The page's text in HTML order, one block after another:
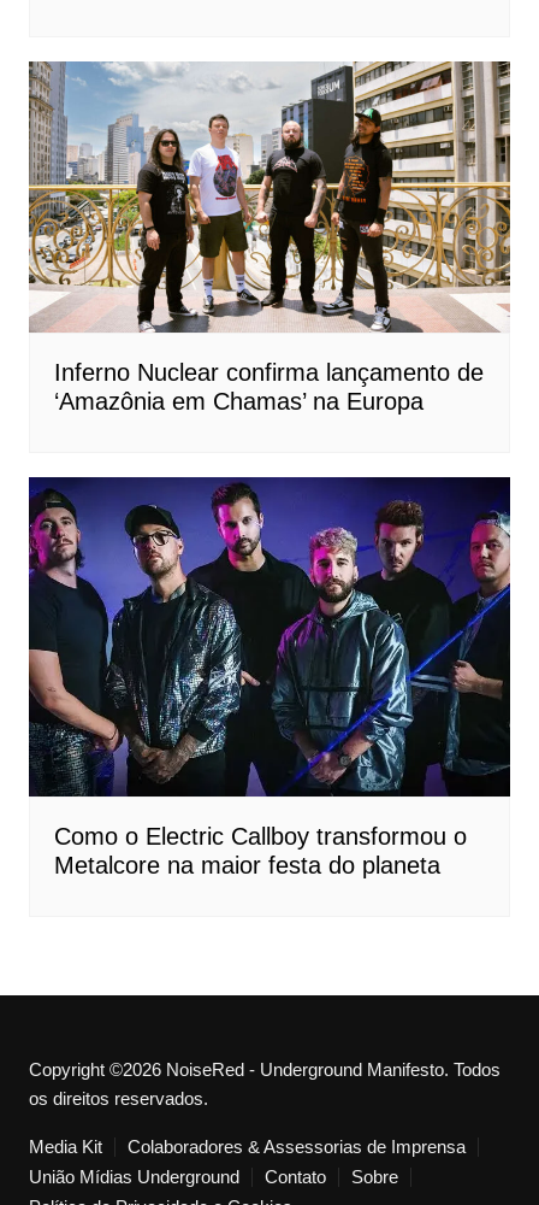
Inferno Nuclear confirma lançamento de
‘Amazônia em Chamas’ na Europa
Como o Electric Callboy transformou o
Metalcore na maior festa do planeta
Copyright ©2026 NoiseRed - Underground Manifesto. Todos
os direitos reservados.
Media Kit
Colaboradores & Assessorias de Imprensa
União Mídias Underground
Contato
Sobre